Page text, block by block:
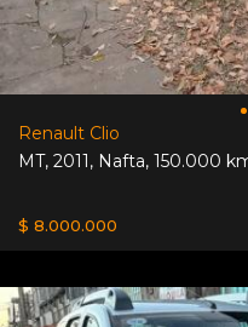
Renault Clio
MT, 2011, Nafta, 150.000
$ 8.000.000